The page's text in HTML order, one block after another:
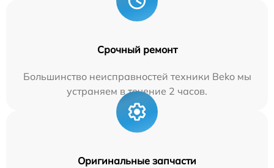
Срочный ремонт
Большинство неисправностей техники Beko мы
устраняем в течение 2 часов.
Оригинальные запчасти